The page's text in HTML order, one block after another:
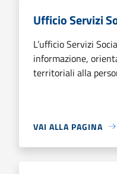
Ufficio Servizi
L’ufficio Servizi
informazione,
territoriali alla
VAI ALLA PAGINA